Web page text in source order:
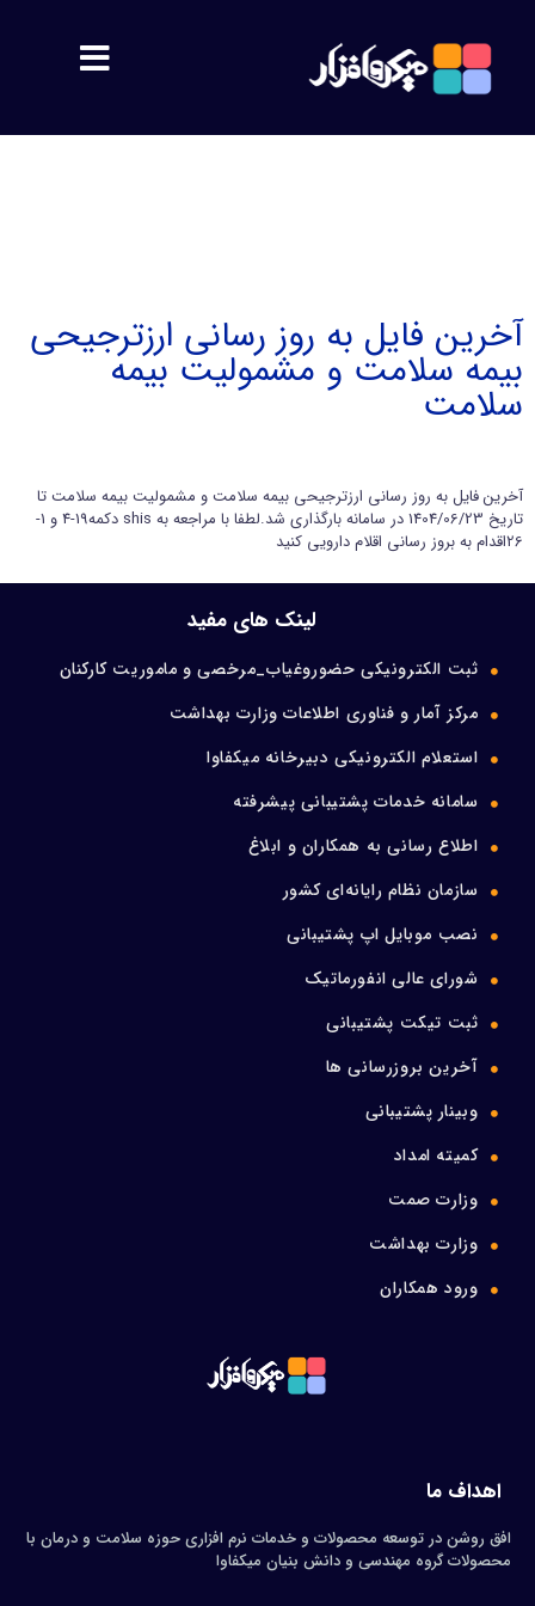
پشتیبانی
سمیس
ورود اعضا
آخرین فایل به روز رسانی ارزترجیحی
بیمه سلامت و مشمولیت بیمه
سلامت
آخرین فایل به روز رسانی ارزترجیحی بیمه سلامت و مشمولیت بیمه سلامت تا
تاریخ 1404/06/23 در سامانه بارگذاری شد.لطفا با مراجعه به shis دکمه19-4 و 1-
26اقدام به بروز رسانی اقلام دارویی کنید
لینک های مفید
ثبت الکترونیکی حضوروغیاب_مرخصی و ماموریت کارکنان
مرکز آمار و فناوری اطلاعات وزارت بهداشت
استعلام الکترونیکی دبیرخانه میکفاوا
سامانه خدمات پشتیبانی پیشرفته
اطلاع رسانی به همکاران و ابلاغ
سازمان نظام رایانه‌ای کشور
نصب موبایل اپ پشتیبانی
شورای عالی انفورماتیک
ثبت تیکت پشتیبانی
آخرین بروزرسانی ها
وبینار پشتیبانی
کمیته امداد
وزارت صمت
وزارت بهداشت
ورود همکاران
اهداف ما
افق روشن در توسعه محصولات و خدمات نرم افزاری حوزه سلامت و درمان با
محصولات گروه مهندسی و دانش بنیان میکفاوا